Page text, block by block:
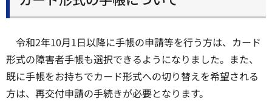
令和2年10月1日以降に手帳の申請等を行う方は、カード
形式の障害者手帳も選択できるようになりました。また、
既に手帳をお持ちでカード形式への切り替えを希望される
方は、再交付申請の手続きが必要となります。